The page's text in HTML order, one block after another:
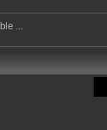
...